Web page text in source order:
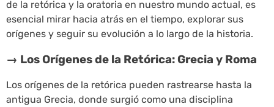
de la retórica y la oratoria en nuestro mundo actual, es
esencial mirar hacia atrás en el tiempo, explorar sus
orígenes y seguir su evolución a lo largo de la historia.
→ Los Orígenes de la Retórica: Grecia y Roma
Los orígenes de la retórica pueden rastrearse hasta la
antigua Grecia, donde surgió como una disciplina